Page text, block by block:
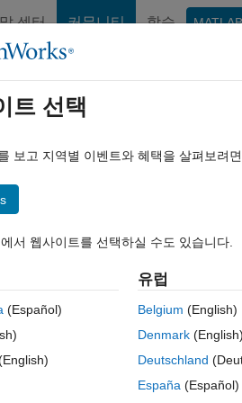
센터 커뮤니티 학습
기 찾아보기
single variable
9
single variable nonlinear equation.
트 선택
보고 지역별 이벤트와 혜택을 살펴보려
서 웹사이트를 선택하실 수도 있습니다.
(Español)
유럽
Belgium (English)
Denmark (English)
Deutschland
España (Español)